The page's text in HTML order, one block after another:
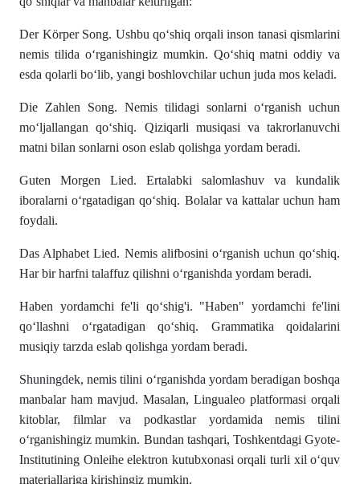
Der Körper Song. Ushbu qo‘shiq orqali inson tanasi qismlarini
nemis tilida o‘rganishingiz mumkin. Qo‘shiq matni oddiy va
esda qolarli bo‘lib, yangi boshlovchilar uchun juda mos keladi.
Die Zahlen Song. Nemis tilidagi sonlarni o‘rganish uchun
mo‘ljallangan qo‘shiq. Qiziqarli musiqasi va takrorlanuvchi
matni bilan sonlarni oson eslab qolishga yordam beradi.
Guten Morgen Lied. Ertalabki salomlashuv va kundalik
iboralarni o‘rgatadigan qo‘shiq. Bolalar va kattalar uchun ham
foydali.
Das Alphabet Lied. Nemis alifbosini o‘rganish uchun qo‘shiq.
Har bir harfni talaffuz qilishni o‘rganishda yordam beradi.
Haben yordamchi fe'li qo‘shig'i. "Haben" yordamchi fe'lini
qo‘llashni o‘rgatadigan qo‘shiq. Grammatika qoidalarini
musiqiy tarzda eslab qolishga yordam beradi.
Shuningdek, nemis tilini o‘rganishda yordam beradigan boshqa
manbalar ham mavjud. Masalan, Lingualeo platformasi orqali
kitoblar, filmlar va podkastlar yordamida nemis tilini
o‘rganishingiz mumkin. Bundan tashqari, Toshkentdagi Gyote-
Institutining Onleihe elektron kutubxonasi orqali turli xil o‘quv
materiallariga kirishingiz mumkin.